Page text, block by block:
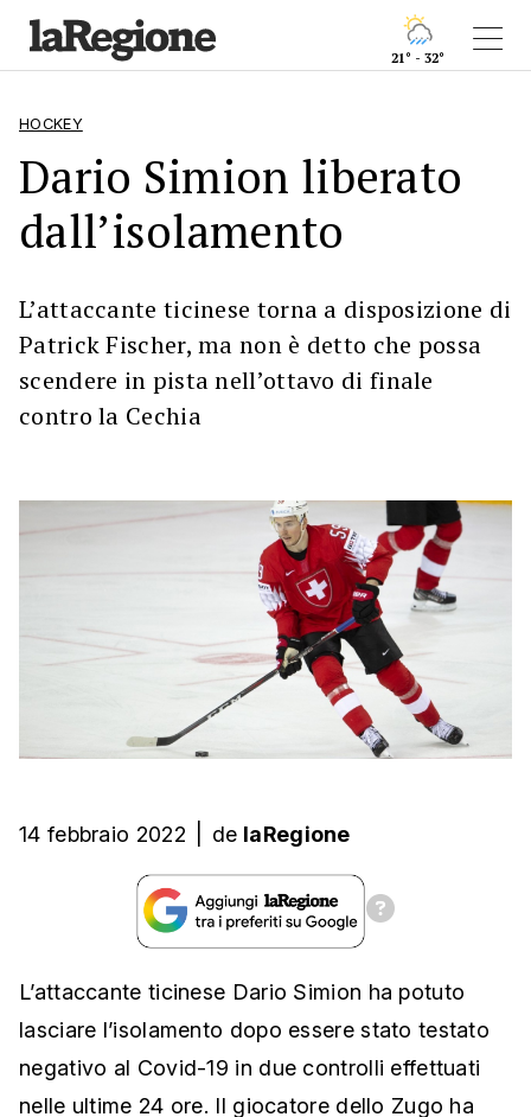
21° - 32°
HOCKEY
Dario Simion liberato
dall’isolamento
L’attaccante ticinese torna a disposizione di
Patrick Fischer, ma non è detto che possa
scendere in pista nell’ottavo di finale
contro la Cechia
14 febbraio 2022 de laRegione
L’attaccante ticinese Dario Simion ha potuto
lasciare l’isolamento dopo essere stato testato
negativo al Covid-19 in due controlli effettuati
nelle ultime 24 ore. Il giocatore dello Zugo ha